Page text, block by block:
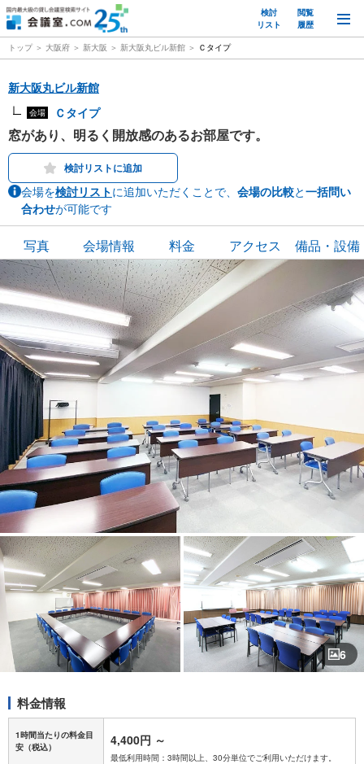
検討
リスト
閲覧
履歴
トップ 大阪府 新大阪 新大阪丸ビル新館 Ｃタイプ
新大阪丸ビル新館
会場 Ｃタイプ
窓があり、明るく開放感のあるお部屋です。
検討リストに追加
会場を検討リストに追加いただくことで、 会場の比較と一括問い
合わせが可能です
写真 会場情報 料金 アクセス 備品・設備
6
料金情報
1時間当たりの料金目
安 （税込） 4,400円 ～
最低利用時間：3時間以上、30分単位でご利用いただけます。